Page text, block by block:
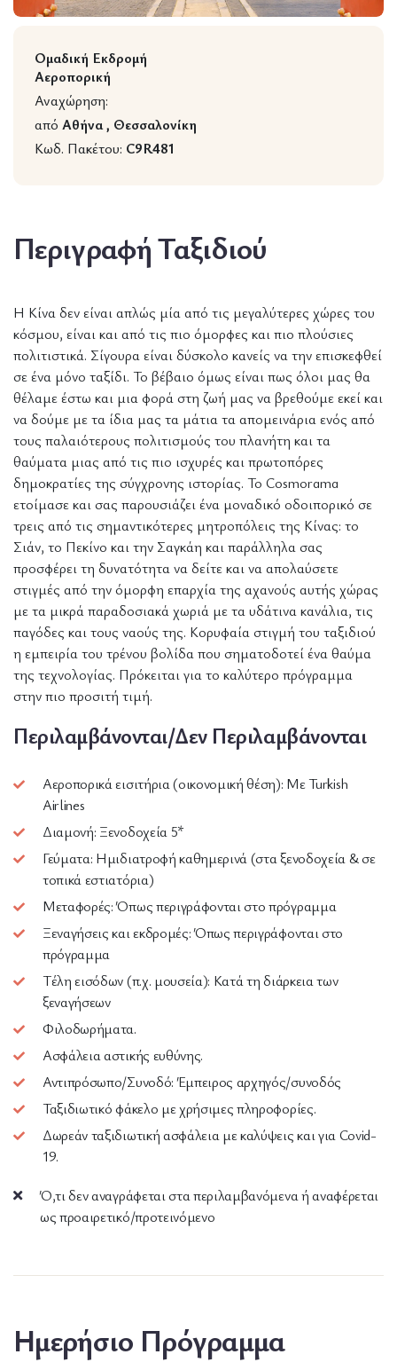
Ομαδική Εκδρομή
Αεροπορική
Αναχώρηση:
από Αθήνα , Θεσσαλονίκη
Κωδ. Πακέτου: C9R481
Περιγραφή Ταξιδιού
Η Κίνα δεν είναι απλώς μία από τις μεγαλύτερες χώρες του
κόσμου, είναι και από τις πιο όμορφες και πιο πλούσιες
πολιτιστικά. Σίγουρα είναι δύσκολο κανείς να την επισκεφθεί
σε ένα μόνο ταξίδι. Το βέβαιο όμως είναι πως όλοι μας θα
θέλαμε έστω και μια φορά στη ζωή μας να βρεθούμε εκεί και
να δούμε με τα ίδια μας τα μάτια τα απομεινάρια ενός από
τους παλαιότερους πολιτισμούς του πλανήτη και τα
θαύματα μιας από τις πιο ισχυρές και πρωτοπόρες
δημοκρατίες της σύγχρονης ιστορίας. Το Cosmorama
ετοίμασε και σας παρουσιάζει ένα μοναδικό οδοιπορικό σε
τρεις από τις σημαντικότερες μητροπόλεις της Κίνας: το
Σιάν, το Πεκίνο και την Σαγκάη και παράλληλα σας
προσφέρει τη δυνατότητα να δείτε και να απολαύσετε
στιγμές από την όμορφη επαρχία της αχανούς αυτής χώρας
με τα μικρά παραδοσιακά χωριά με τα υδάτινα κανάλια, τις
παγόδες και τους ναούς της. Κορυφαία στιγμή του ταξιδιού
η εμπειρία του τρένου βολίδα που σηματοδοτεί ένα θαύμα
της τεχνολογίας. Πρόκειται για το καλύτερο πρόγραμμα
στην πιο προσιτή τιμή.
Περιλαμβάνονται/Δεν Περιλαμβάνονται
Αεροπορικά εισιτήρια (οικονομική θέση): Με Turkish
Airlines
Διαμονή: Ξενοδοχεία 5*
Γεύματα: Ημιδιατροφή καθημερινά (στα ξενοδοχεία & σε
τοπικά εστιατόρια)
Μεταφορές: Όπως περιγράφονται στο πρόγραμμα
Ξεναγήσεις και εκδρομές: Όπως περιγράφονται στο
πρόγραμμα
Τέλη εισόδων (π.χ. μουσεία): Κατά τη διάρκεια των
ξεναγήσεων
Φιλοδωρήματα.
Ασφάλεια αστικής ευθύνης.
Αντιπρόσωπο/Συνοδό: Έμπειρος αρχηγός/συνοδός
Ταξιδιωτικό φάκελο με χρήσιμες πληροφορίες.
Δωρεάν ταξιδιωτική ασφάλεια με καλύψεις και για Covid-
19.
Ό,τι δεν αναγράφεται στα περιλαμβανόμενα ή αναφέρεται
ως προαιρετικό/προτεινόμενο
Ημερήσιο Πρόγραμμα